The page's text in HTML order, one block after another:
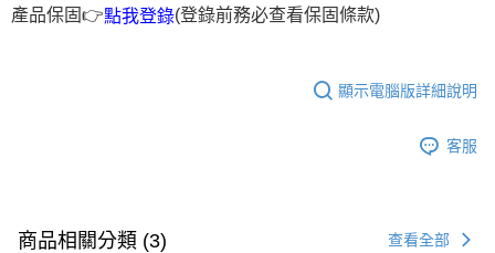
產品保固👉點我登錄(登錄前務必查看保固條款)
顯示電腦版詳細說明
客服
商品相關分類 (3) 查看全部